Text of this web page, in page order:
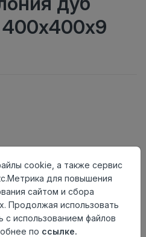
Плиткаcookie, а также сервис
для повышения
сайтом и сбора
Продолжая использовать
с использованием файлов
по ссылке.